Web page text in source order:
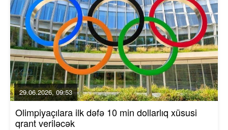
29.06.2026, 09:53
Olimpiyaçılara ilk dəfə 10 min dollarlıq xüsusi
qrant veriləcək